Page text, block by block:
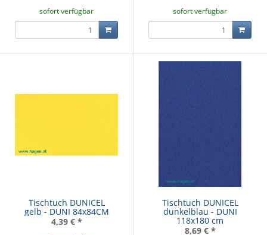
sofort verfügbar sofort verfügbar
Tischtuch DUNICEL
gelb - DUNI 84x84CM
4,39 € *
Tischtuch DUNICEL
dunkelblau - DUNI
118x180 cm
8,69 € *